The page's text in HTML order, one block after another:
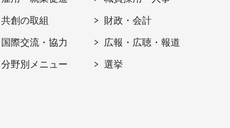
共創の取組
国際交流・協力
分野別メニュー
財政・会計
広報・広聴・報道
選挙